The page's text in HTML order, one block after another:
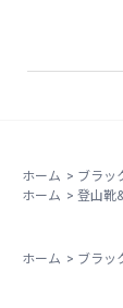
ホーム > ブラッ
ホーム > 登山靴
ホーム > ブラッ